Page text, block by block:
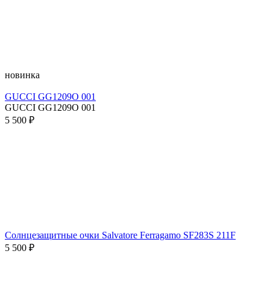
новинка
GUCCI GG1209O 001
GUCCI GG1209O 001
5 500 ₽
Солнцезащитные очки Salvatore Ferragamo SF283S 211F
5 500 ₽